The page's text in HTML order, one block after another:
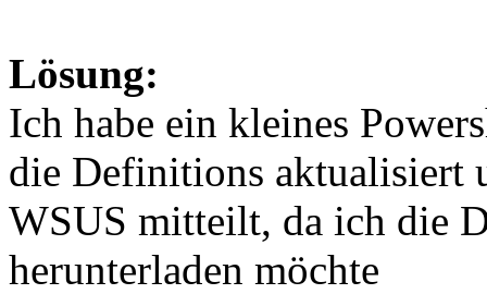
Lösung:
Ich habe ein kleines
die Definitions aktualisiert
WSUS mitteilt, da ich die
herunterladen möchte